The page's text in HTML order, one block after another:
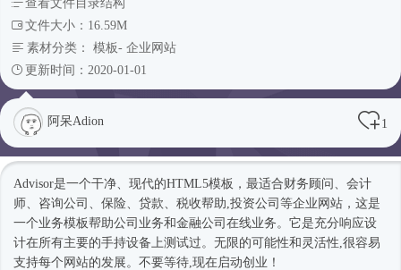
查看文件目录结构
文件大小：16.59M
素材分类： 模板- 企业网站
更新时间：2020-01-01
阿呆Adion 1
Advisor是一个干净、现代的HTML5模板 ，最适合财务顾问、会计
师、咨询公司、保险、贷款、税收帮助,投资公司等企业网站，这是
一个业务模板帮助公司业务和金融公司在线业务。它是充分响应设
计在所有主要的手持设备上测试过。无限的可能性和灵活性,很容易
支持每个网站的发展。不要等待,现在启动创业！